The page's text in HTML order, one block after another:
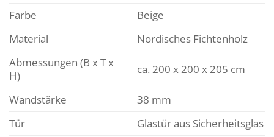
Farbe
Beige
Material
Nordisches Fichtenholz
Abmessungen (B x T x
H)
ca. 200 x 200 x 205 cm
Wandstärke
38 mm
Tür
Glastür aus Sicherheitsglas